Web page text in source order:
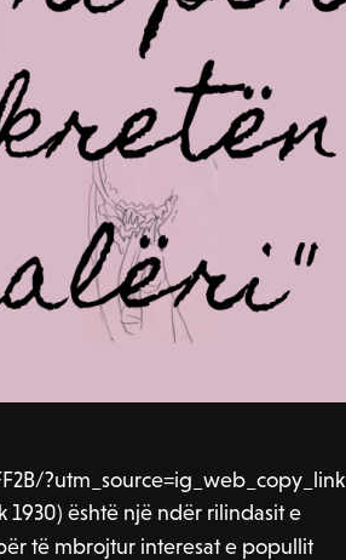
?utm_source=ig_web_copy_link
1930) është një ndër rilindasit e
të mbrojtur interesat e popullit